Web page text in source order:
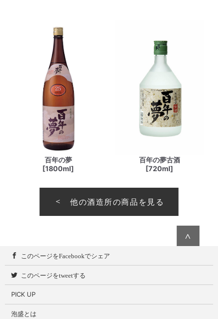
百年の夢
[1800ml]
百年の夢古酒
[720ml]
他の酒造所の商品を見る
∧
このページをFacebookでシェア
このページをtweetする
PICK UP
泡盛とは